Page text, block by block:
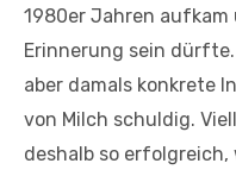
1980er Jahren
Erinnerung sein
aber damals konkrete
von Milch schuldig.
deshalb so